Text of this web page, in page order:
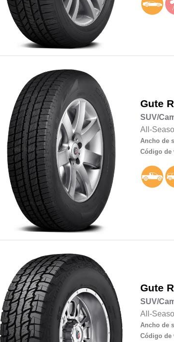
Gute
SUV/
All-
Ancho de
Código de
Gute
SUV/
All-
Ancho de
Código de